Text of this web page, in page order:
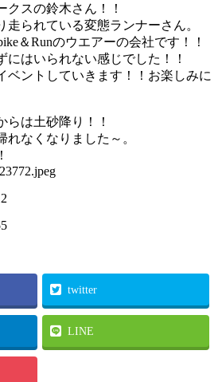
クスの鈴木さん！！
走られている変態ランナーさん。
＆Runのウエアーの会社です！！
にはいられない感じでした！！
ベントしていきます！！お楽しみに
らは土砂降り！！
なくなりました～。
twitter
LINE